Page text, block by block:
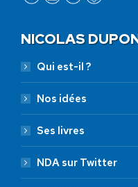
NICOLAS
Qui est-il ?
Nos idées
Ses livres
NDA sur Twitter